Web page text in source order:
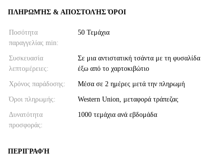
ΠΛΗΡΩΜΉΣ & ΑΠΟΣΤΟΛΉΣ ΌΡΟΙ
Ποσότητα
παραγγελίας min:
50 Τεμάχια
Συσκευασία
λεπτομέρειες:
Σε μια αντιστατική τσάντα με τη φυσαλίδα
έξω από το χαρτοκιβώτιο
Χρόνος παράδοσης: Μέσα σε 2 ημέρες μετά την πληρωμή
Όροι πληρωμής: Western Union, μεταφορά τράπεζας
Δυνατότητα
προσφοράς:
1000 τεμάχια ανά εβδομάδα
ΠΕΡΙΓΡΑΦΉ